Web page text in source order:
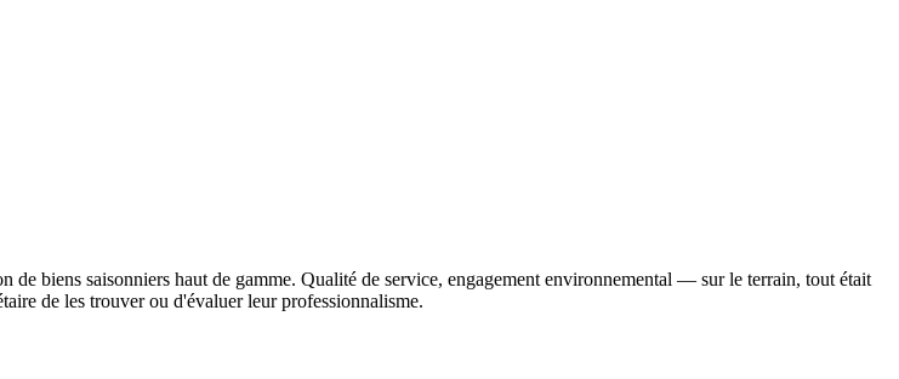
de biens saisonniers haut de gamme. Qualité de service, engagement environnemental — sur le terrain, tout était
de les trouver ou d'évaluer leur professionnalisme.